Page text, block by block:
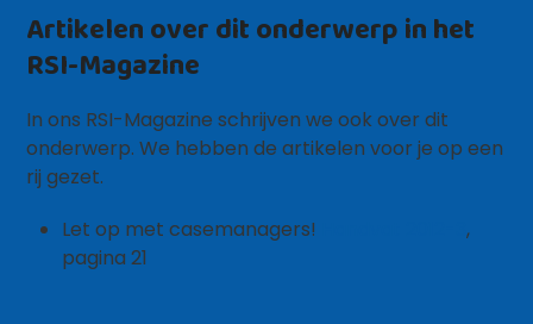
Artikelen over dit onderwerp in het
RSI-Magazine
In ons RSI-Magazine schrijven we ook over dit
onderwerp. We hebben de artikelen voor je op een
rij gezet.
Let op met casemanagers!
Handvat 2012-3,
pagina 21